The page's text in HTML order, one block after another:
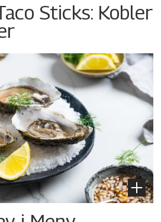
Sticks: Kobler